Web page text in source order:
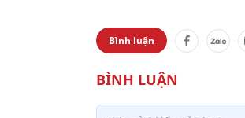
Bình luận